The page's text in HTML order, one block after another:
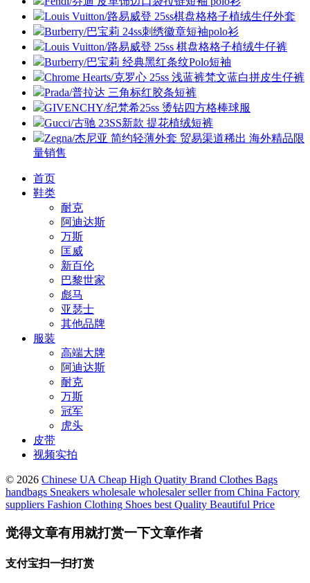
Louis Vuitton/路易威登 25ss棋盘格格子植绒生仔外套
Burberry/巴宝莉 24ss刺绣徽章短袖polo衫
Louis Vuitton/路易威登 25ss 棋盘格格子植绒牛仔裤
Burberry/巴宝莉 经典黑红条纹Polo短袖
Chrome Hearts/克罗心 25ss 浅蓝裤梵文蓝白拼皮生仔裤
Prada/普拉达 三角标红胶条短裤
GIVENCHY/纪梵希25ss 烫钻四方格棒球服
Gucci/古驰 23SS新款 提花植绒短裤
Zegna/杰尼亚 简约轻薄外套 贸易渠道稀出 海外精品限
量销售
首页
鞋类
耐克
阿迪达斯
万斯
匡威
新百伦
巴黎世家
彪马
亚瑟士
其他品牌
服装
高端大牌
阿迪达斯
耐克
万斯
冠军
虎头
皮带
视频实拍
© 2026 Chinese UA Cheap High Quatity Brand Clothes Bags
handbags Sneakers wholesale wholesaler seller from China Factory
suppliers Fashion Clothing Shoes best Quality Beautiful Price
觉得文章有用就打赏一下文章作者
支付宝扫一扫打赏